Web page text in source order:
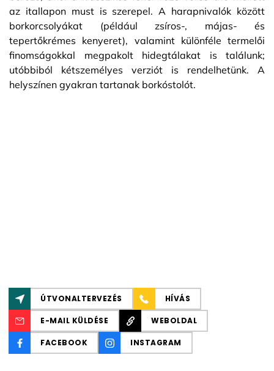
az itallapon must is szerepel. A harapnivalók között
borkorcsolyákat (például zsíros-, májas- és
tepertőkrémes kenyeret), valamint különféle termelői
finomságokkal megpakolt hidegtálakat is találunk;
utóbbiból kétszemélyes verziót is rendelhetünk. A
helyszínen gyakran tartanak borkóstolót.
ÚTVONALTERVEZÉS HÍVÁS
E-MAIL KÜLDÉSE WEBOLDAL
FACEBOOK INSTAGRAM